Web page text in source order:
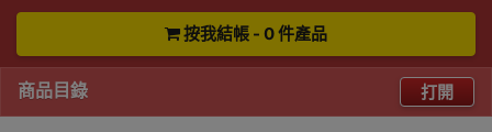
按我結帳 - 0 件產品
商品目錄 打開